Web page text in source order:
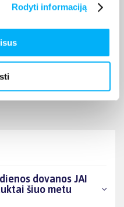
Rodyti informaciją
Airstyle. Produkto kainos ir
dovanos JAI
šiuo metu